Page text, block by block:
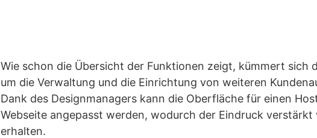
Wie schon die Übersicht der Funktionen zeigt, kümmert sich
um die Verwaltung und die Einrichtung von weiteren
Dank des Designmanagers kann die Oberfläche für einen
Webseite angepasst werden, wodurch der Eindruck verstärkt
erhalten.